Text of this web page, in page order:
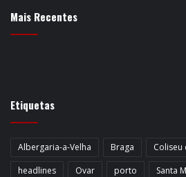
Mais Recentes
Etiquetas
Albergaria-a-Velha Braga Coliseu
headlines
Ovar porto
Santa